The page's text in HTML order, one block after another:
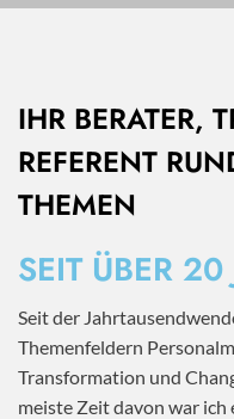
IHR BERATER,
REFERENT
THEMEN
SEIT ÜBER
Seit der
Themenfeldern
Transformation und
meiste Zeit davon war